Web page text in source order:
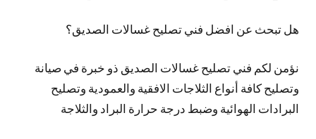
هل تبحث عن افضل فني تصليح غسالات الصديق؟
نؤمن لكم فني تصليح غسالات الصديق ذو خبرة في صيانة
وتصليح كافة أنواع الثلاجات الافقية والعمودية وتصليح
البرادات الهوائية وضبط درجة حرارة البراد والثلاجة